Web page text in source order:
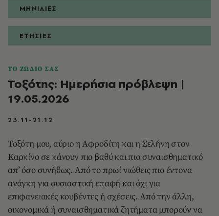
ΜΗΝΙΑΙΕΣ
ΕΤΗΣΙΕΣ
ΤΟ ΖΩΔΙΟ ΣΑΣ
Τοξότης: Ημερήσια πρόβλεψη |
19.05.2026
23.11-21.12
Τοξότη μου, αύριο η Αφροδίτη και η Σελήνη στον
Καρκίνο σε κάνουν πιο βαθύ και πιο συναισθηματικό
απ’ όσο συνήθως. Από το πρωί νιώθεις πιο έντονα
ανάγκη για ουσιαστική επαφή και όχι για
επιφανειακές κουβέντες ή σχέσεις. Από την άλλη,
οικονομικά ή συναισθηματικά ζητήματα μπορούν να